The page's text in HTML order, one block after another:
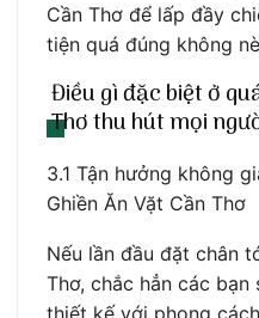
Cần Thơ để lấp đầy
tiện quá đúng không
Điều gì đặc biệt ở
Thơ thu hút mọi
3.1 Tận hưởng không
Ghiền Ăn Vặt Cần Thơ
Nếu lần đầu đặt chân
Thơ, chắc hẳn các